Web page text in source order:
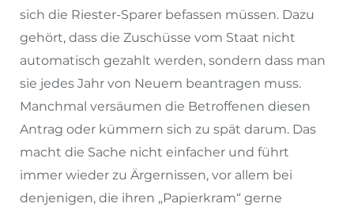
sich die Riester-Sparer befassen müssen. Dazu
gehört, dass die Zuschüsse vom Staat nicht
automatisch gezahlt werden, sondern dass man
sie jedes Jahr von Neuem beantragen muss.
Manchmal versäumen die Betroffenen diesen
Antrag oder kümmern sich zu spät darum. Das
macht die Sache nicht einfacher und führt
immer wieder zu Ärgernissen, vor allem bei
denjenigen, die ihren „Papierkram“ gerne